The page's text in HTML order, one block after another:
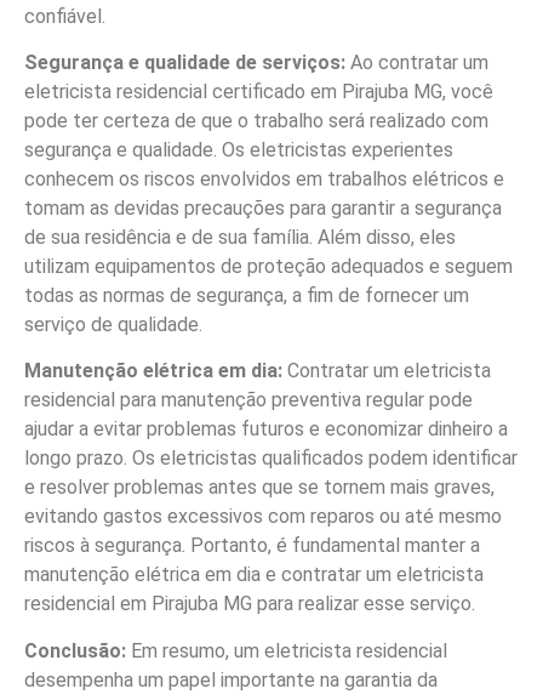
confiável.
Segurança e qualidade de serviços: Ao contratar um
eletricista residencial certificado em Pirajuba MG, você
pode ter certeza de que o trabalho será realizado com
segurança e qualidade. Os eletricistas experientes
conhecem os riscos envolvidos em trabalhos elétricos e
tomam as devidas precauções para garantir a segurança
de sua residência e de sua família. Além disso, eles
utilizam equipamentos de proteção adequados e seguem
todas as normas de segurança, a fim de fornecer um
serviço de qualidade.
Manutenção elétrica em dia: Contratar um eletricista
residencial para manutenção preventiva regular pode
ajudar a evitar problemas futuros e economizar dinheiro a
longo prazo. Os eletricistas qualificados podem identificar
e resolver problemas antes que se tornem mais graves,
evitando gastos excessivos com reparos ou até mesmo
riscos à segurança. Portanto, é fundamental manter a
manutenção elétrica em dia e contratar um eletricista
residencial em Pirajuba MG para realizar esse serviço.
Conclusão: Em resumo, um eletricista residencial
desempenha um papel importante na garantia da